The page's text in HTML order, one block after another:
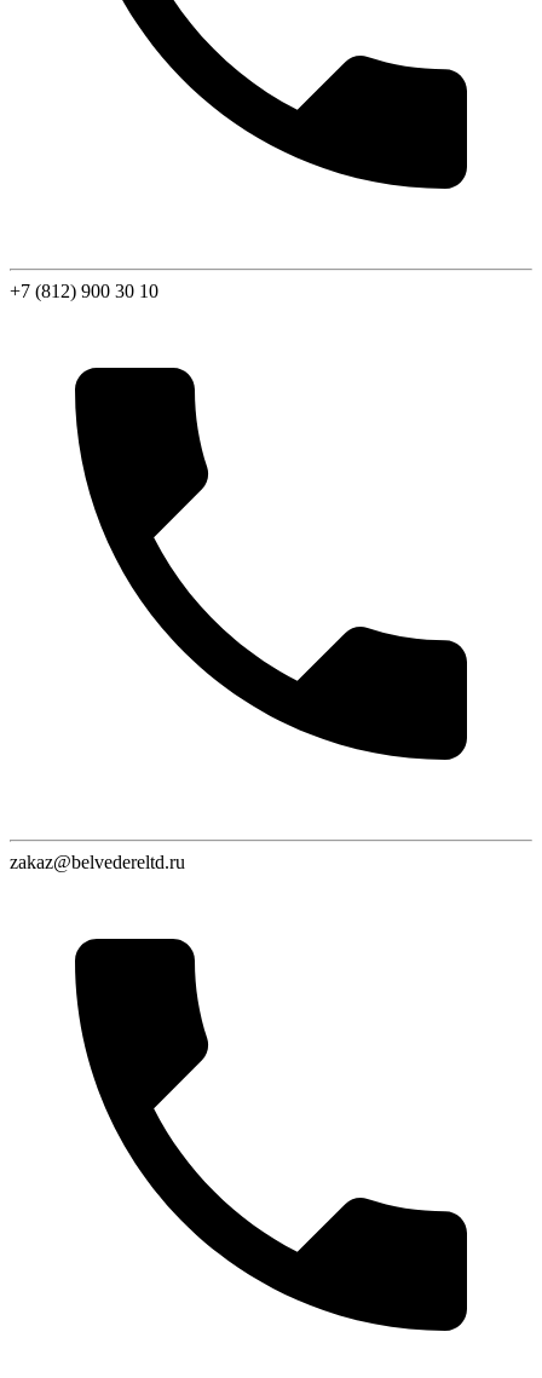
+7 (812) 900 30 10
zakaz@belvedereltd.ru